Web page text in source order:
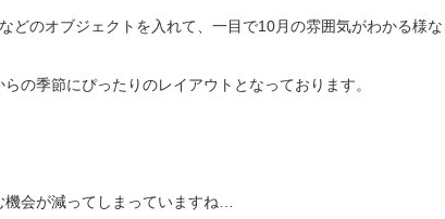
のオブジェクトを入れて、一目で10月の雰囲気がわかる様な
の季節にぴったりのレイアウトとなっております。
会が減ってしまっていますね…